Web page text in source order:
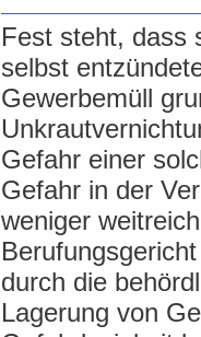
Fest steht, dass
selbst
Gewerbemüll
Gefahr einer
Gefahr in der
weniger
durch die
Lagerung von